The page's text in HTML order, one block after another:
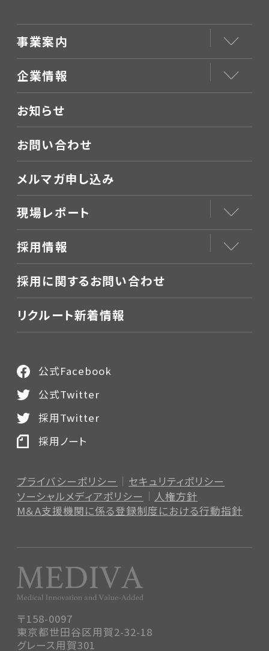
事業案内
企業情報
お知らせ
お問い合わせ
メルマガ申し込み
現場レポート
採用情報
採用に関するお問い合わせ
リクルート新着情報
〒158-0097
東京都世田谷区用賀2-32-18
グレース用賀301
プライバシーポリシー
セキュリティポリシー
ソーシャルメディアポリシー
人権方針
M＆A支援機関に係る登録制度における行動指針
公式Facebook
公式Twitter
採用Twitter
採用ノート